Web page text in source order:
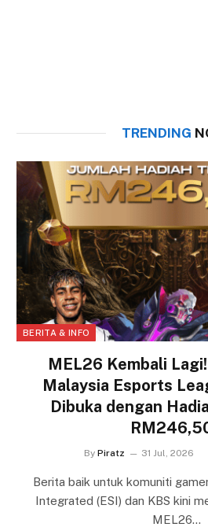
TRENDING
BERITA & INFO
MEL26 Kembali
Malaysia Esports
Dibuka dengan
By Piratz 31 Jul, 2026
Berita baik untuk komuniti
Integrated (ESI) dan KBS kini
MEL26…